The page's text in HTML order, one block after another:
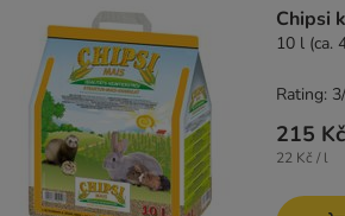
Chipsi
10 l (ca.
215 Kč
22 Kč / l
Rating: